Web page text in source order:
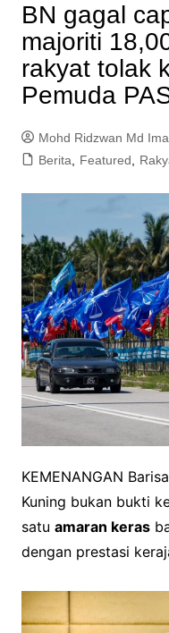
BN gagal
majoriti
rakyat tolak
Pemuda
Mohd Ridzwan Md
Berita, Featured,
KEMENANGAN
Kuning bukan bukti
satu amaran keras
dengan prestasi